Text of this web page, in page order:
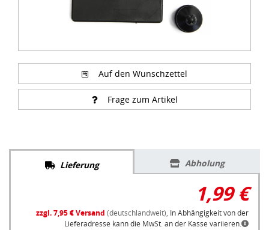
Auf den Wunschzettel
Frage zum Artikel
Lieferung Abholung
1,99 €
zzgl. 7,95 € Versand (deutschlandweit), In Abhängigkeit von der
Lieferadresse kann die MwSt. an der Kasse variieren.